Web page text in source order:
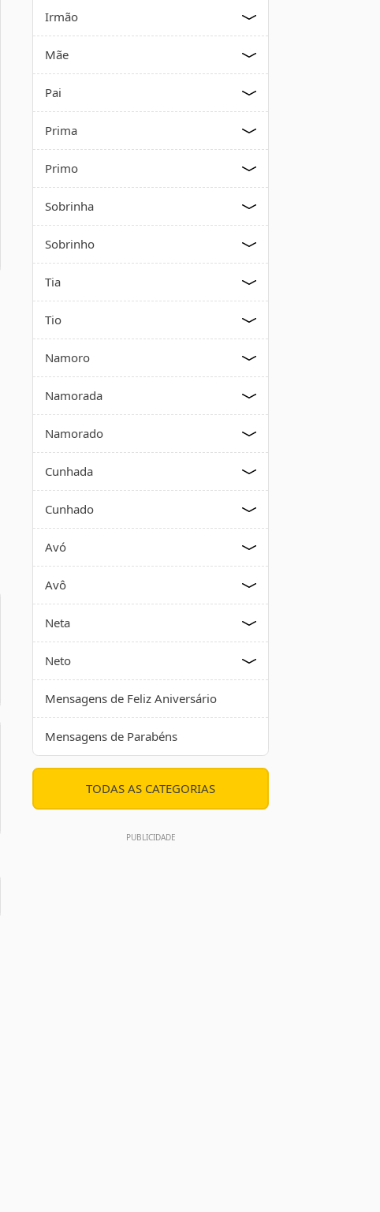
Irmão
Mãe
Pai
Prima
Primo
Sobrinha
Sobrinho
Tia
Tio
Namoro
Namorada
Namorado
Cunhada
Cunhado
Avó
Avô
Neta
Neto
Mensagens de Feliz Aniversário
Mensagens de Parabéns
TODAS AS CATEGORIAS